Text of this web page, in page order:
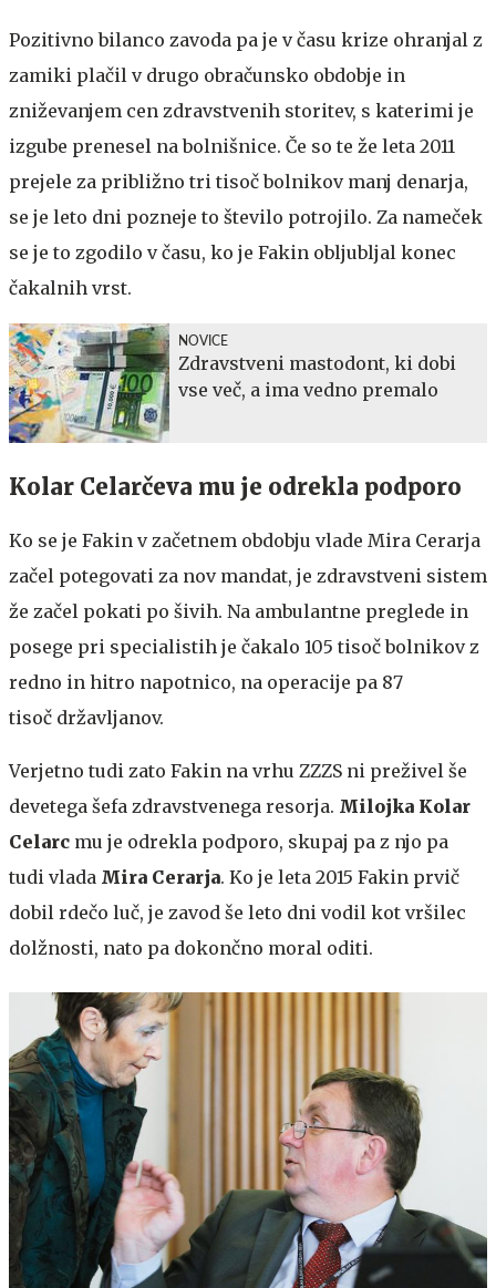
Pozitivno bilanco zavoda pa je v času krize ohranjal z
zamiki plačil v drugo obračunsko obdobje in
zniževanjem cen zdravstvenih storitev, s katerimi je
izgube prenesel na bolnišnice. Če so te že leta 2011
prejele za približno tri tisoč bolnikov manj denarja,
se je leto dni pozneje to število potrojilo. Za nameček
se je to zgodilo v času, ko je Fakin obljubljal konec
čakalnih vrst.
NOVICE
Zdravstveni mastodont, ki dobi
vse več, a ima vedno premalo
Kolar Celarčeva mu je odrekla podporo
Ko se je Fakin v začetnem obdobju vlade Mira Cerarja
začel potegovati za nov mandat, je zdravstveni sistem
že začel pokati po šivih. Na ambulantne preglede in
posege pri specialistih je čakalo 105 tisoč bolnikov z
redno in hitro napotnico, na operacije pa 87
tisoč državljanov.
Verjetno tudi zato Fakin na vrhu ZZZS ni preživel še
devetega šefa zdravstvenega resorja. Milojka Kolar
Celarc mu je odrekla podporo, skupaj pa z njo pa
tudi vlada Mira Cerarja. Ko je leta 2015 Fakin prvič
dobil rdečo luč, je zavod še leto dni vodil kot vršilec
dolžnosti, nato pa dokončno moral oditi.